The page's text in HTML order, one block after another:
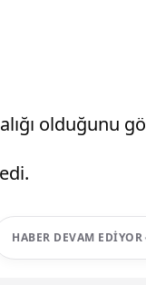
olduğunu
HABER DEVAM EDIYOR